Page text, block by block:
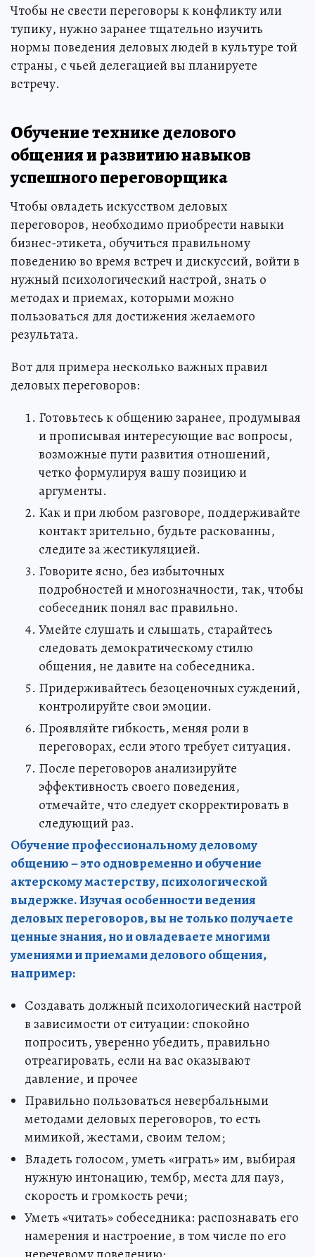
Чтобы не свести переговоры к конфликту или
тупику, нужно заранее тщательно изучить
нормы поведения деловых людей в культуре той
страны, с чьей делегацией вы планируете
встречу.
Обучение технике делового
общения и развитию навыков
успешного переговорщика
Чтобы овладеть искусством деловых
переговоров, необходимо приобрести навыки
бизнес-этикета, обучиться правильному
поведению во время встреч и дискуссий, войти в
нужный психологический настрой, знать о
методах и приемах, которыми можно
пользоваться для достижения желаемого
результата.
Вот для примера несколько важных правил
деловых переговоров:
Готовьтесь к общению заранее, продумывая
и прописывая интересующие вас вопросы,
возможные пути развития отношений,
четко формулируя вашу позицию и
аргументы.
Как и при любом разговоре, поддерживайте
контакт зрительно, будьте раскованны,
следите за жестикуляцией.
Говорите ясно, без избыточных
подробностей и многозначности, так, чтобы
собеседник понял вас правильно.
Умейте слушать и слышать, старайтесь
следовать демократическому стилю
общения, не давите на собеседника.
Придерживайтесь безоценочных суждений,
контролируйте свои эмоции.
Проявляйте гибкость, меняя роли в
переговорах, если этого требует ситуация.
После переговоров анализируйте
эффективность своего поведения,
отмечайте, что следует скорректировать в
следующий раз.
Обучение профессиональному деловому
общению – это одновременно и обучение
актерскому мастерству, психологической
выдержке. Изучая особенности ведения
деловых переговоров, вы не только получаете
ценные знания, но и овладеваете многими
умениями и приемами делового общения,
например:
Создавать должный психологический настрой
в зависимости от ситуации: спокойно
попросить, уверенно убедить, правильно
отреагировать, если на вас оказывают
давление, и прочее
Правильно пользоваться невербальными
методами деловых переговоров, то есть
мимикой, жестами, своим телом;
Владеть голосом, уметь «играть» им, выбирая
нужную интонацию, тембр, места для пауз,
скорость и громкость речи;
Уметь «читать» собеседника: распознавать его
намерения и настроение, в том числе по его